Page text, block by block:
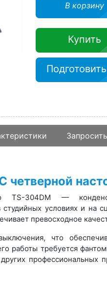
В корзину
Купить
четверной
TS-304DM —
студийных условиях и
превосходное
что
работы требуется